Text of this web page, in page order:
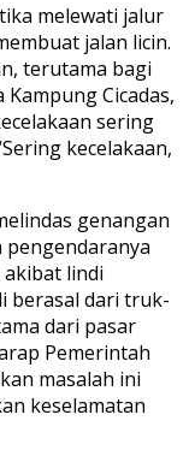
melewati jalur
jalan licin.
terutama bagi
Cica­das,
sering
kecelakaan,
genangan
pengendaranya
lindi
berasal dari truk-
dari pasar
Pemerintah
masalah ini
keselamatan